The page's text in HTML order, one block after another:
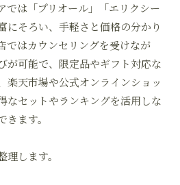
では「プリオール」「エリクシー
そろい、 手軽さと価格の分かり
ではカウンセリングを受けなが
可能で、 限定品やギフト対応な
楽天市場や公式オンラインショッ
なセットやランキングを活用しな
ます。
します。